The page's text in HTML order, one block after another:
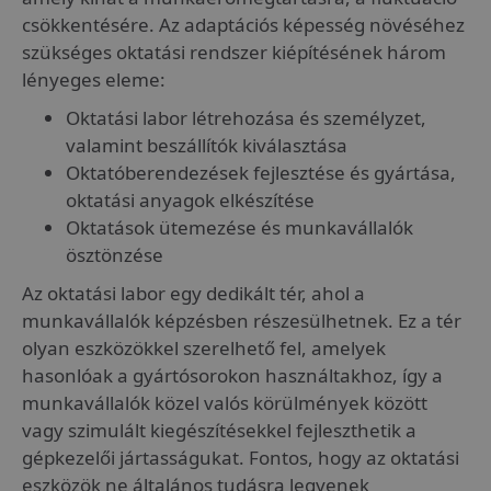
csökkentésére. Az adaptációs képesség növéséhez
szükséges oktatási rendszer kiépítésének három
lényeges eleme:
Oktatási labor létrehozása és személyzet,
valamint beszállítók kiválasztása
Oktatóberendezések fejlesztése és gyártása,
oktatási anyagok elkészítése
Oktatások ütemezése és munkavállalók
ösztönzése
Az oktatási labor egy dedikált tér, ahol a
munkavállalók képzésben részesülhetnek. Ez a tér
olyan eszközökkel szerelhető fel, amelyek
hasonlóak a gyártósorokon használtakhoz, így a
munkavállalók közel valós körülmények között
vagy szimulált kiegészítésekkel fejleszthetik a
gépkezelői jártasságukat. Fontos, hogy az oktatási
eszközök ne általános tudásra legyenek